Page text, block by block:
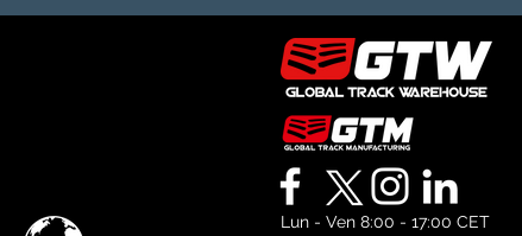
Lun - Ven 8:00 - 17:00 CET